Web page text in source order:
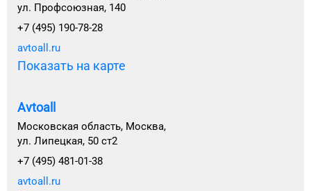
ул. Профсоюзная, 140
+7 (495) 190-78-28
avtoall.ru
Показать на карте
Avtoall
Московская область, Москва,
ул. Липецкая, 50 ст2
+7 (495) 481-01-38
avtoall.ru